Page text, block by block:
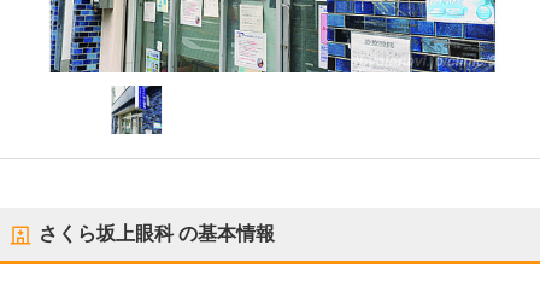
さくら坂上眼科の基本情報